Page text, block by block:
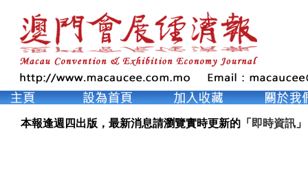
本報逢週四出版，最新消息請瀏覽實時更新的「 即時資訊 」